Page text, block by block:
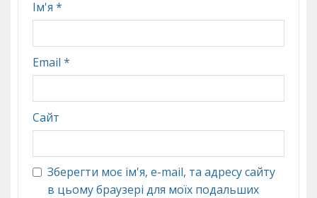
Ім'я *
Email *
Сайт
Зберегти моє ім'я, e-mail, та адресу сайту
в цьому браузері для моїх подальших